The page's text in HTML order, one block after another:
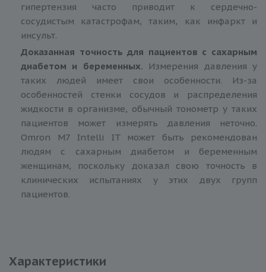
гипертензия часто приводит к сердечно-
сосудистым катастрофам, таким, как инфаркт и
инсульт.
Доказанная точность для пациентов с сахарным
диабетом и беременных. Измерения давления у
таких людей имеет свои особенности. Из-за
особенностей стенки сосудов и распределения
жидкости в организме, обычный тонометр у таких
пациентов может измерять давления неточно.
Omron M7 Intelli IT может быть рекомендован
людям с сахарным диабетом и беременным
женщинам, поскольку доказал свою точность в
клинических испытаниях у этих двух групп
пациентов.
Характеристики